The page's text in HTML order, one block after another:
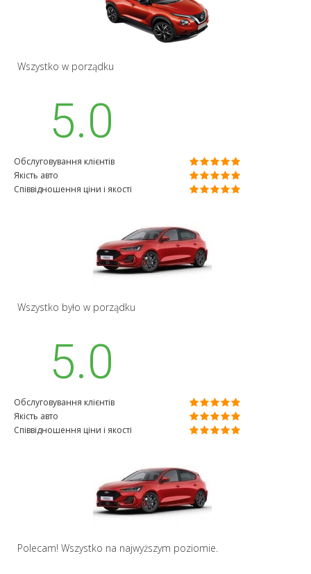
Wszystko w porządku
5.0
Обслуговування клієнтів
Якість авто
Співвідношення ціни і якості
Wszystko było w porządku
5.0
Обслуговування клієнтів
Якість авто
Співвідношення ціни і якості
Polecam! Wszystko na najwyższym poziomie.